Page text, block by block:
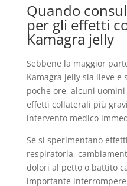
Quando
per gli effetti
Kamagra jelly
Sebbene la maggior
Kamagra jelly sia lieve e
poche ore, alcuni
effetti collaterali più
intervento medico
Se si sperimentano
respiratoria,
dolori al petto o battito
importante